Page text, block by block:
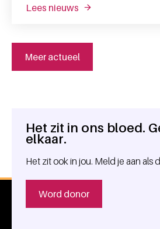
lees nieuws over wereld
Meer actueel
Algemene informatie
Het zit in ons bloed.
elkaar.
Het zit ook in jou. Meld je aan als
Word donor